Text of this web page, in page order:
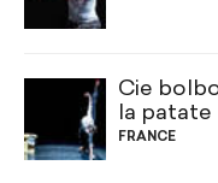
Cie
la patate
FRANCE